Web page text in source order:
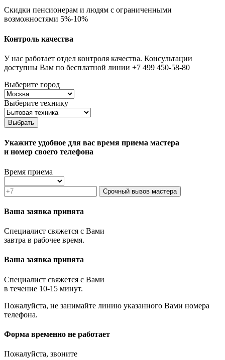
Скидки пенсионерам и людям с ограниченными
возможностями 5%-10%
Контроль качества
У нас работает отдел контроля качества. Консультации
доступны Вам по бесплатной линии +7 499 450-58-80
Выберите город
Выберите технику
Выбрать
Укажите удобное для вас время приема мастера
и номер своего телефона
Время приема
Срочный вызов мастера
Ваша заявка принята
Специалист свяжется с Вами
завтра в рабочее время.
Ваша заявка принята
Специалист свяжется с Вами
в течение 10-15 минут.
Пожалуйста, не занимайте линию указанного Вами номера
телефона.
Форма временно не работает
Пожалуйста, звоните